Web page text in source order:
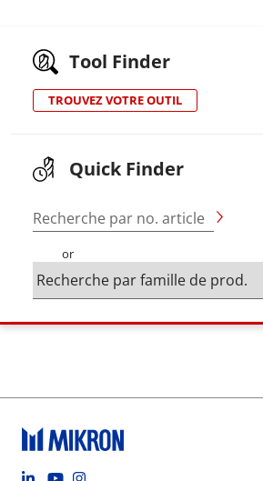
Tool Finder
TROUVEZ VOTRE OUTIL
Quick Finder
Recherche par no. article
or
Footer social